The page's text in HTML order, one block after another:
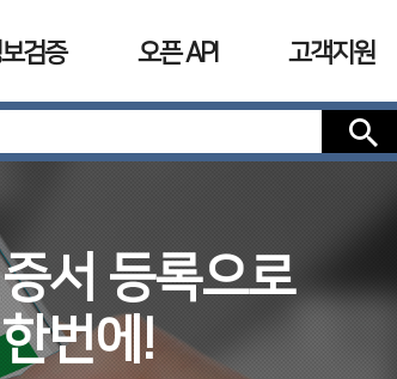
검증 오픈 API 고객지원
검색
서 등록으로
한번에!